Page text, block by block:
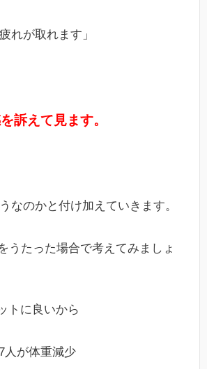
れが取れます」
訴えて見ます。
なのかと付け加えていきます。
うたった場合で考えてみましょ
トに良いから
人が体重減少